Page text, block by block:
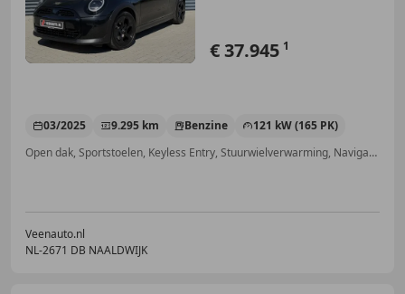
€ 37.945 1
03/2025 9.295 km Benzine
121 kW (165 PK)
Open dak, Sportstoelen, Keyless Entry, Stuurwielverwarming, Navigatiesysteem, Sfeerverlichting, Wind deflector, Inductieladen voor smartphones
Veenauto.nl
NL-2671 DB NAALDWIJK